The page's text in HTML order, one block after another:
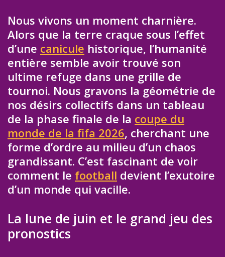
Nous vivons un moment charnière.
Alors que la terre craque sous l’effet
d’une canicule historique, l’humanité
entière semble avoir trouvé son
ultime refuge dans une grille de
tournoi. Nous gravons la géométrie de
nos désirs collectifs dans un tableau
de la phase finale de la coupe du
monde de la fifa 2026, cherchant une
forme d’ordre au milieu d’un chaos
grandissant. C’est fascinant de voir
comment le football devient l’exutoire
d’un monde qui vacille.
La lune de juin et le grand jeu des
pronostics